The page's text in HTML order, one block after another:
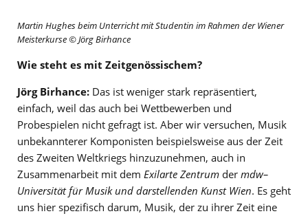
Martin Hughes beim Unterricht mit Studentin im Rahmen der Wiener
Meisterkurse © Jörg Birhance
Wie steht es mit Zeitgenössischem?
Jörg Birhance: Das ist weniger stark repräsentiert,
einfach, weil das auch bei Wettbewerben und
Probespielen nicht gefragt ist. Aber wir versuchen, Musik
unbekannterer Komponisten beispielsweise aus der Zeit
des Zweiten Weltkriegs hinzuzunehmen, auch in
Zusammenarbeit mit dem Exilarte Zentrum der mdw–
Universität für Musik und darstellenden Kunst Wien. Es geht
uns hier spezifisch darum, Musik, der zu ihrer Zeit eine